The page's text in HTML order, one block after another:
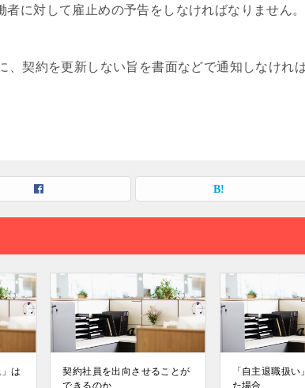
に対して雇⽌めの予告をしなければなりません。
契約を更新しない旨を書⾯などで通知しなけれ
は
契約社員を出向させることが
できるのか
「⾃主退職扱
た場合